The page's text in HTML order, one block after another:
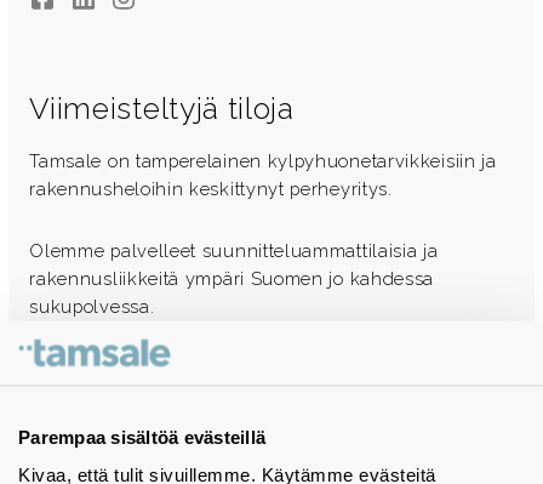
Parempaa sisältöä evästeillä
Kivaa, että tulit sivuillemme. Käytämme evästeitä
Viimeisteltyjä tiloja
Tamsale on tamperelainen kylpyhuonetarvikkeisiin ja
rakennusheloihin keskittynyt perheyritys.
Olemme palvelleet suunnitteluammattilaisia ja
rakennusliikkeitä ympäri Suomen jo kahdessa
sukupolvessa.
Ota yhteyttä - autamme mielellämme
Tuotekuvastot
Instagram